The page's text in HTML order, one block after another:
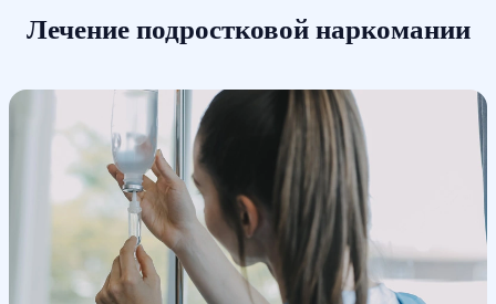
Лечение подростковой наркомании